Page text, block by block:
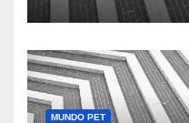
MUNDO PET